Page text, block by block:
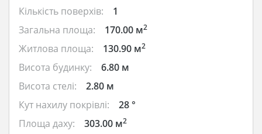
Кількість поверхів:
1
Загальна площа:
170.00 м2
Житлова площа: 130.90 м2
Висота будинку:
6.80 м
Висота стелі:
2.80 м
Кут нахилу покрівлі:
28 °
Площа даху:
303.00 м2